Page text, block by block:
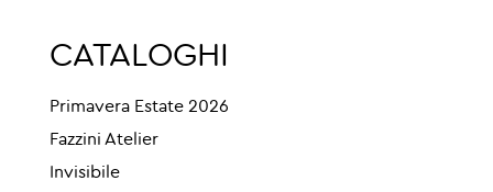
CATALOGHI
Primavera Estate 2026
Fazzini Atelier
Invisibile